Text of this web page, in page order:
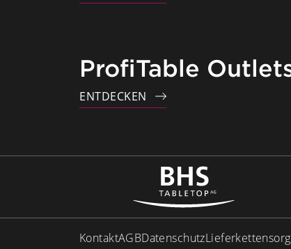
ProfiTable
ENTDECKEN
KontaktAGBDatenschutz